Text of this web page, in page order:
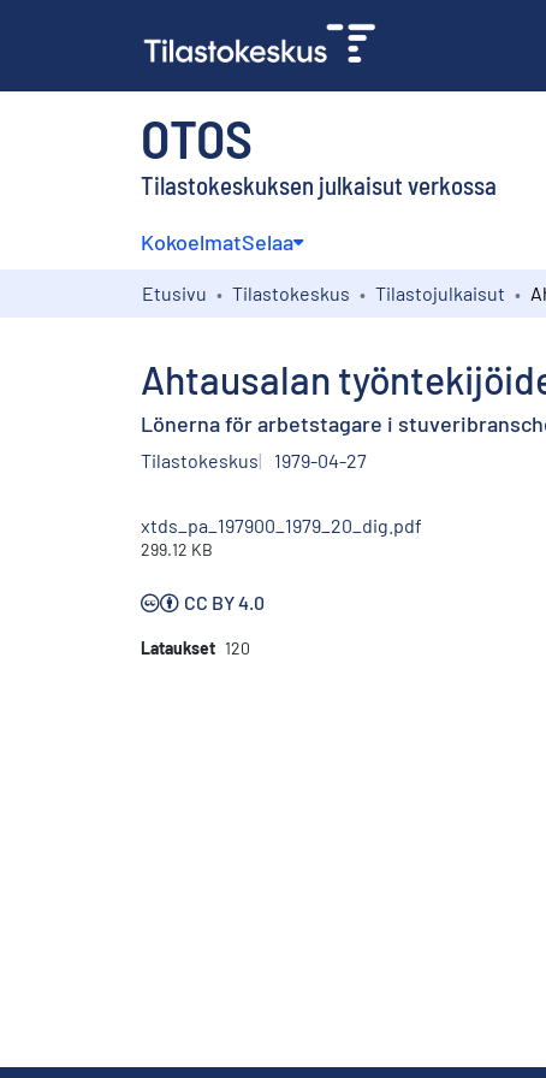
OTOS
Tilastokeskuksen julkaisut verkossa
KokoelmatSelaa
Etusivu Tilastokeskus Tilastojulkaisut
Ahtausalan
Lönerna för arbetstagare i
Tilastokeskus 1979-04-27
xtds_pa_197900_1979_20_dig.pdf
299.12 KB
CC BY 4.0
Lataukset 120